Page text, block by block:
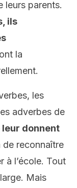
leurs parents.
ils
la
les
adverbes de
leur donnent
de reconnaître
à l’école. Tout
Mais